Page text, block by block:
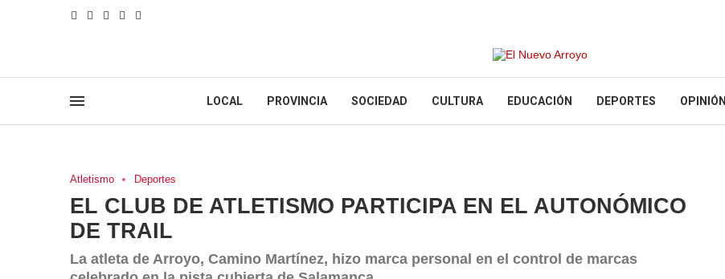
LOCAL PROVINCIA SOCIEDAD CULTURA EDUCACIÓN DEPORTES OPINIÓN
Atletismo Deportes
EL CLUB DE ATLETISMO PARTICIPA EN EL AUTONÓMICO
DE TRAIL
La atleta de Arroyo, Camino Martínez, hizo marca personal en el control de marcas